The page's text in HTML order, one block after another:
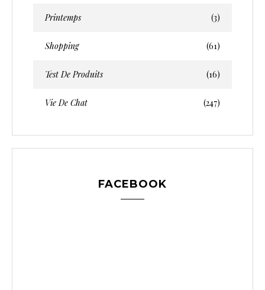
Printemps (3)
Shopping (61)
Test De Produits (16)
Vie De Chat (247)
FACEBOOK